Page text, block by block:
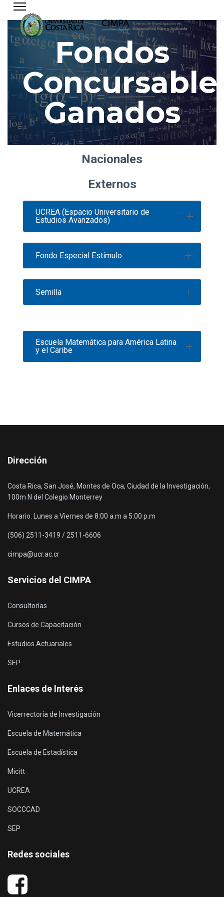
Fondos
Ganados
Nacionales
Externos
UCREA (Espacio Universitario de
Estudios Avanzados)
Fondo Especial Estímulo
Semilla
Escuela Matemática para América Latina
y el Caribe
Dirección
Costa Rica, San José, Montes de Oca, Ciudad de la Investigación,
100m N del Colegio Monterrey
Horario: Lunes a Viernes de 8:00 a.m a 5:00 p.m
(506) 2511-3419 / 2511-6606
cimpa@ucr.ac.cr
Servicios del CIMPA
Consultorías
Cursos de Capacitación
Estudios Actuariales
SEP
Enlaces de Interés
Vicerrectoría de Investigación
Escuela de Matemática
Escuela de Estadística
Micitt
UCREA
SOCCCAD
SEP
Redes sociales